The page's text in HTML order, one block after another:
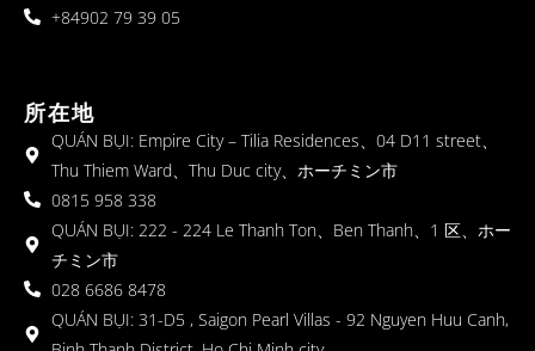
+84902 79 39 05
所在地
QUÁN BỤI: Empire City – Tilia Residences、04 D11 street、
Thu Thiem Ward、Thu Duc city、ホーチミン市
0815 958 338
QUÁN BỤI: 222 - 224 Le Thanh Ton、Ben Thanh、1 区、ホー
チミン市
028 6686 8478
QUÁN BỤI: 31-D5 , Saigon Pearl Villas - 92 Nguyen Huu Canh,